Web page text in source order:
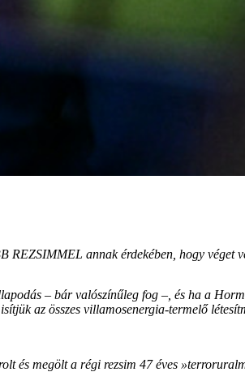
annak érdekében, hogy véget
– bár valószínűleg fog –, és ha a
az összes villamosenergia-termelő
és megölt a régi rezsim 47 éves